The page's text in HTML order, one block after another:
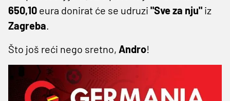
650,10 eura donirat će se udruzi "Sve za nju" iz
Zagreba.
Što još reći nego sretno, Andro!